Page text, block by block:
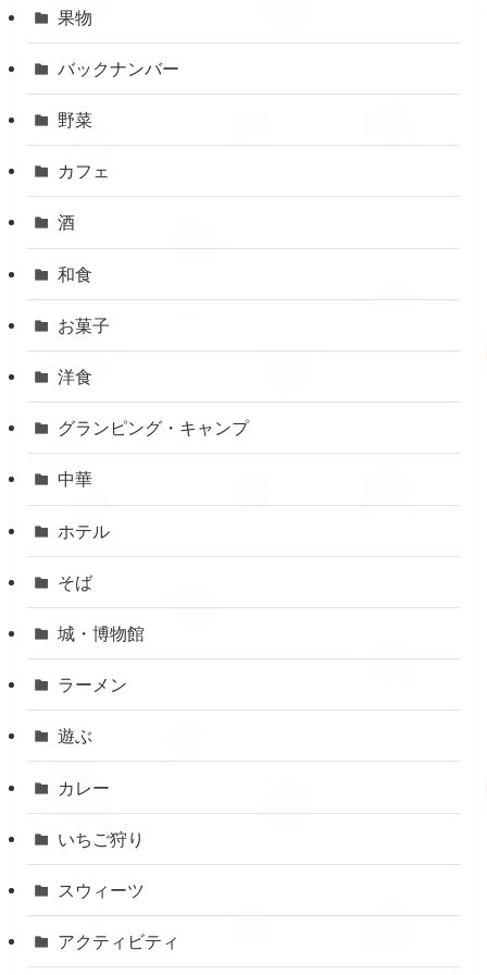
果物
バックナンバー
野菜
カフェ
酒
和食
お菓子
洋食
グランピング・キャンプ
中華
ホテル
そば
城・博物館
ラーメン
遊ぶ
カレー
いちご狩り
スウィーツ
アクティビティ